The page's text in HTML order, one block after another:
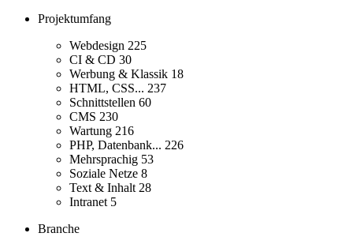
Projektumfang
Webdesign 225
CI & CD 30
Werbung & Klassik 18
HTML, CSS... 237
Schnittstellen 60
CMS 230
Wartung 216
PHP, Datenbank... 226
Mehrsprachig 53
Soziale Netze 8
Text & Inhalt 28
Intranet 5
Branche